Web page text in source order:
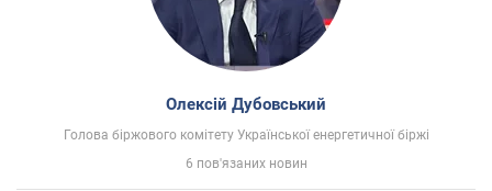
Олексій Дубовський
Голова біржового комітету Української енергетичної біржі
6 пов'язаних новин